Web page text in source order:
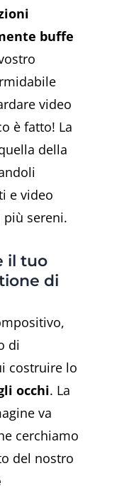
buffe
video
è fatto! La
della
e video
sereni.
il tuo
di
di
costruire lo
occhi. La
va
cerchiamo
del nostro